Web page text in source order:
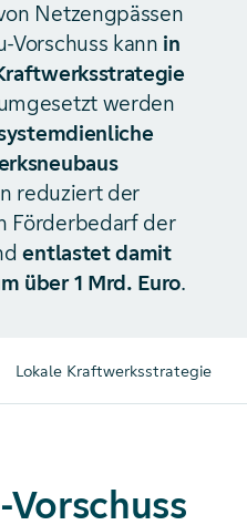
Netzengpässen
Vorschuss kann in
werden
reduziert der
Förderbedarf der
entlastet damit
über 1 Mrd. Euro.
Lokale Kraftwerksstrategie